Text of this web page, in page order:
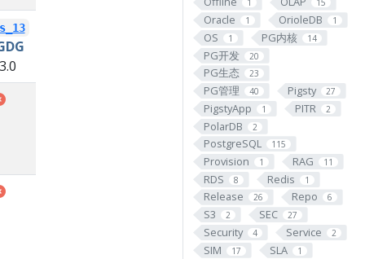
1 15
Oracle 1 OrioleDB 1
OS 1 PG内核 14
PG开发 20
PG生态 23
PG管理 40 Pigsty 27
PigstyApp 1 PITR 2
PolarDB 2
PostgreSQL 115
Provision 1 RAG 11
RDS 8 Redis 1
Release 26 Repo 6
S3 2 SEC 27
Security 4 Service 2
SIM 17 SLA 1